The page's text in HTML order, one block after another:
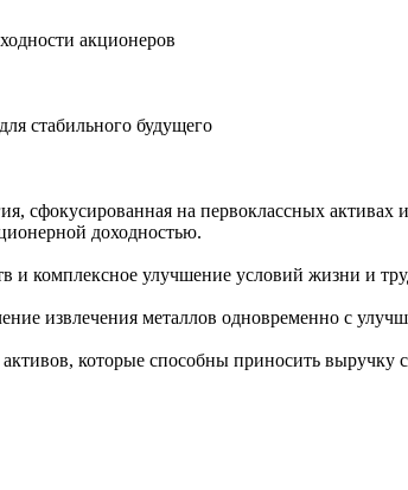
акционеров
для стабильного будущего
сфокусированная на первоклассных
доходностью.
комплексное улучшение условий жизни и
извлечения металлов одновременно с
которые способны приносить